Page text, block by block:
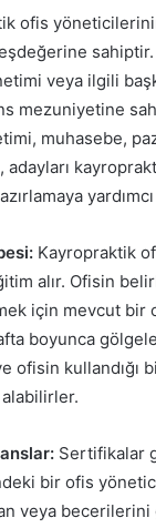
ofis
veya ilgili
mezuniyetine
muhasebe,
adayları
Kayropraktik
alır. Ofisin
için mevcut bir
boyunca
ofisin kullandığı
Sertifikalar
bir ofis
veya